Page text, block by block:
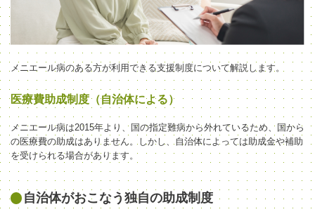
メニエール病のある方が利用できる支援制度について解説します。
医療費助成制度（自治体による）
メニエール病は2015年より、国の指定難病から外れているため、国から
の医療費の助成はありません。しかし、自治体によっては助成金や補助
を受けられる場合があります。
自治体がおこなう独自の助成制度